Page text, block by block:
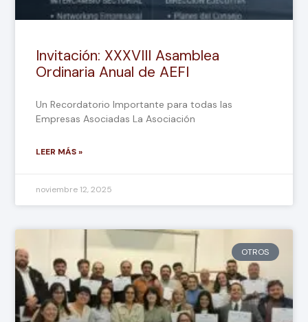
Invitación: XXXVIII Asamblea
Ordinaria Anual de AEFI
Un Recordatorio Importante para todas las
Empresas Asociadas La Asociación
LEER MÁS »
noviembre 12, 2025
OTROS